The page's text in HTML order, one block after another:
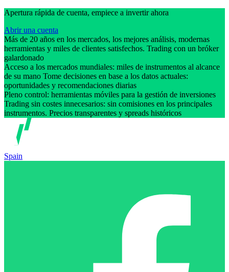
Apertura rápida de cuenta, empiece a invertir ahora
Abrir una cuenta
Más de 20 años en los mercados, los mejores análisis, modernas
herramientas y miles de clientes satisfechos. Trading con un bróker
galardonado
Acceso a los mercados mundiales: miles de instrumentos al alcance
de su mano Tome decisiones en base a los datos actuales:
oportunidades y recomendaciones diarias
Pleno control: herramientas móviles para la gestión de inversiones
Trading sin costes innecesarios: sin comisiones en los principales
instrumentos. Precios transparentes y spreads históricos
Spain